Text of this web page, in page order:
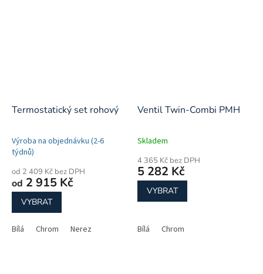
Termostatický set rohový
Výroba na objednávku (2-6
týdnů)
od 2 409 Kč bez DPH
od 2 915 Kč
VYBRAT
Bílá Chrom Nerez
Ventil Twin-Combi PMH
Skladem
4 365 Kč bez DPH
5 282 Kč
VYBRAT
Bílá Chrom